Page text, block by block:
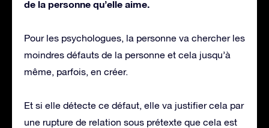
de la personne qu’elle aime.
Pour les psychologues, la personne va chercher les
moindres défauts de la personne et cela jusqu’à
même, parfois, en créer.
Et si elle détecte ce défaut, elle va justifier cela par
une rupture de relation sous prétexte que cela est